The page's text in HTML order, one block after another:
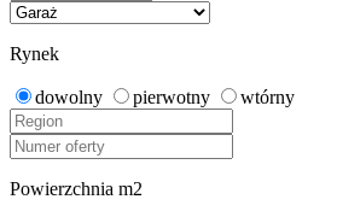
Rynek
dowolny pierwotny wtórny
Powierzchnia m2